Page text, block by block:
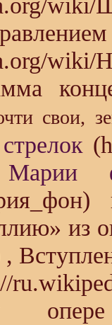
свои,
из
,
к